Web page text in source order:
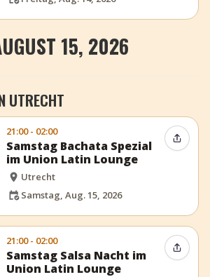
15, 2026
UTRECHT
21:00 - 02:00
Samstag Bachata Spezial
im Union Latin Lounge
Utrecht
Samstag, Aug. 15, 2026
Event
21:00 - 02:00
Samstag Salsa Nacht im
Union Latin Lounge
Event